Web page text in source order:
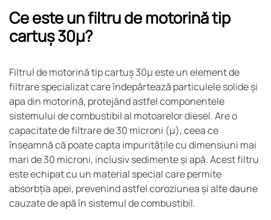
Ce este un filtru de motorină tip
cartuș 30µ?
Filtrul de motorină tip cartuș 30µ este un element de
filtrare specializat care îndepărtează particulele solide și
apa din motorină, protejând astfel componentele
sistemului de combustibil al motoarelor diesel. Are o
capacitate de filtrare de 30 microni (µ), ceea ce
înseamnă că poate capta impuritățile cu dimensiuni mai
mari de 30 microni, inclusiv sedimente și apă. Acest filtru
este echipat cu un material special care permite
absorbția apei, prevenind astfel coroziunea și alte daune
cauzate de apă în sistemul de combustibil.